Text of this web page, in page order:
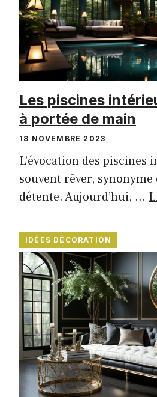
Les piscines
à portée de main
18 NOVEMBRE 2023
L’évocation des piscines
souvent rêver,
détente. Aujourd’hui, …
IDÉES DÉCORATION